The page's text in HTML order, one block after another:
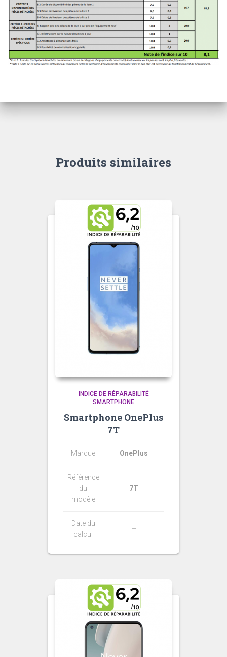
Produits similaires
INDICE DE RÉPARABILITÉ
SMARTPHONE
Smartphone OnePlus
7T
Marque OnePlus
Référence
du
modèle
7T
Date du
calcul
–